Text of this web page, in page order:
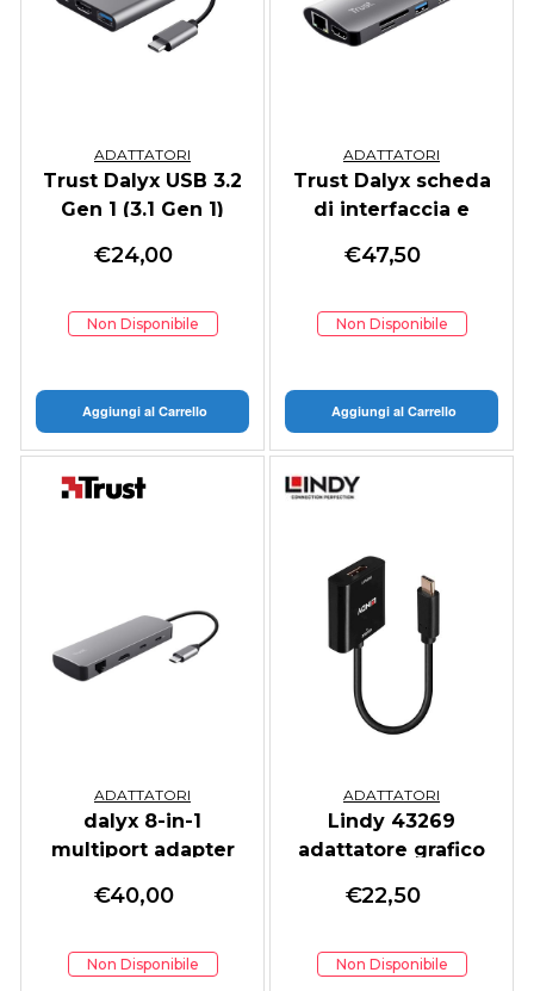
ADATTATORI
Trust Dalyx USB 3.2
Gen 1 (3.1 Gen 1)
Nero
€24,00
Non Disponibile
Aggiungi al Carrello
ADATTATORI
Trust Dalyx scheda
di interfaccia e
HDMI, RJ-45, USB 3.2
€47,50
Non Disponibile
Aggiungi al Carrello
ADATTATORI
dalyx 8-in-1
multiport adapter
€40,00
Non Disponibile
ADATTATORI
Lindy 43269
adattatore grafico
Pixel Nero
€22,50
Non Disponibile